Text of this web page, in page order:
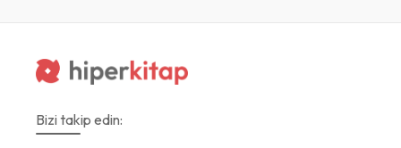
Bizi takip edin: